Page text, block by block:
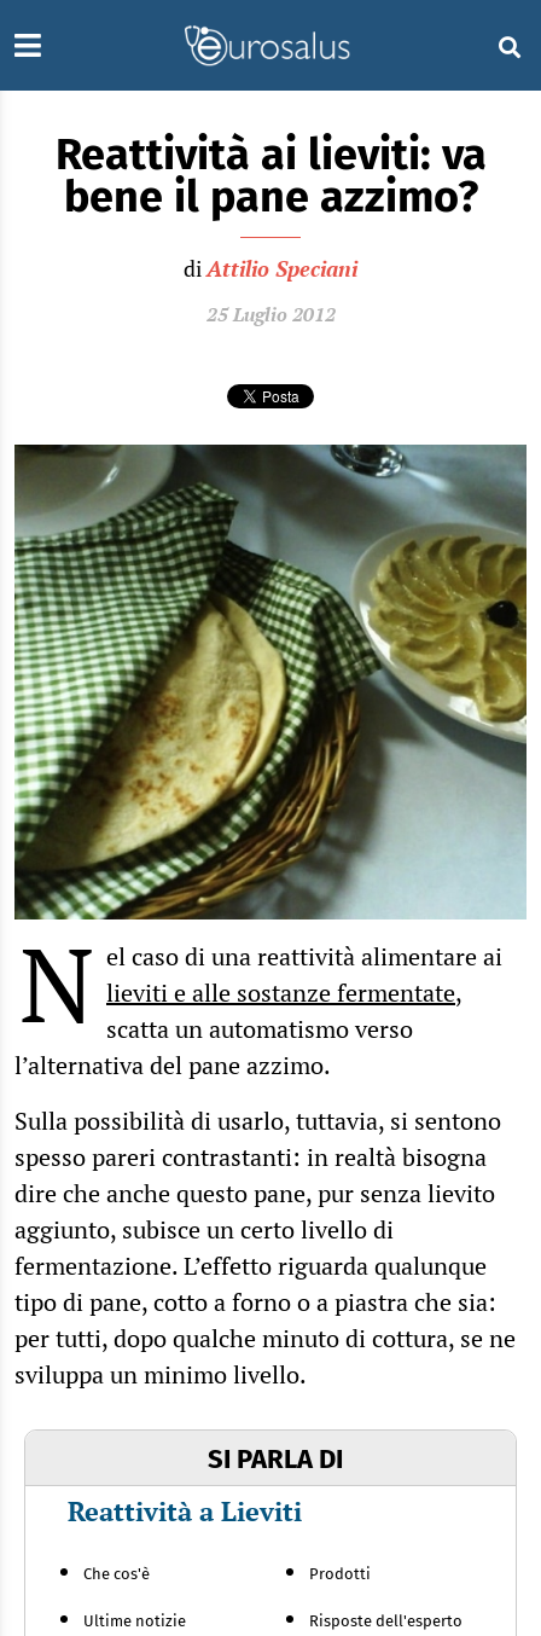
Reattività ai lieviti: va
bene il pane azzimo?
diAttilio Speciani
25 Luglio 2012
N el caso di una reattività alimentare ai
lieviti e alle sostanze fermentate,
scatta un automatismo verso
l’alternativa del pane azzimo.
Sulla possibilità di usarlo, tuttavia, si sentono
spesso pareri contrastanti: in realtà bisogna
dire che anche questo pane, pur senza lievito
aggiunto, subisce un certo livello di
fermentazione. L’effetto riguarda qualunque
tipo di pane, cotto a forno o a piastra che sia:
per tutti, dopo qualche minuto di cottura, se ne
sviluppa un minimo livello.
SI PARLA DI
Reattività a Lieviti
Che cos'è
Ultime notizie
Prodotti
Risposte dell'esperto